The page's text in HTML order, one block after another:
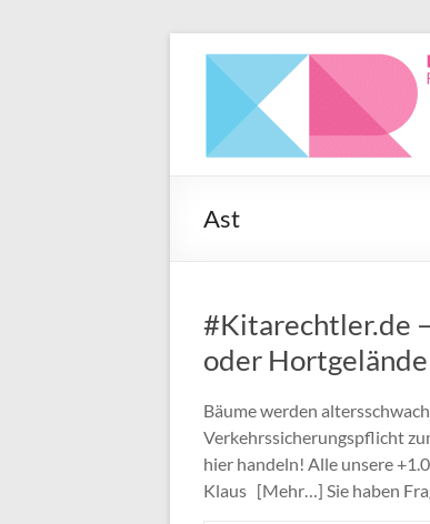
Ast
#Kitarechtler.de
oder
Bäume werden
Verkehrssicherungspflicht
hier handeln! Alle unsere
Klaus [Mehr…] Sie haben